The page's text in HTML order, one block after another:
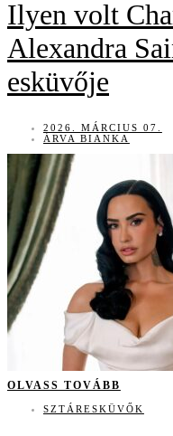
Ilyen volt
Alexandra
esküvője
2026. MÁRCIUS 07.
ÁRVA BIANKA
OLVASS TOVÁBB
SZTÁRESKÜVŐK